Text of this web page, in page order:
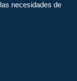
necesidades de